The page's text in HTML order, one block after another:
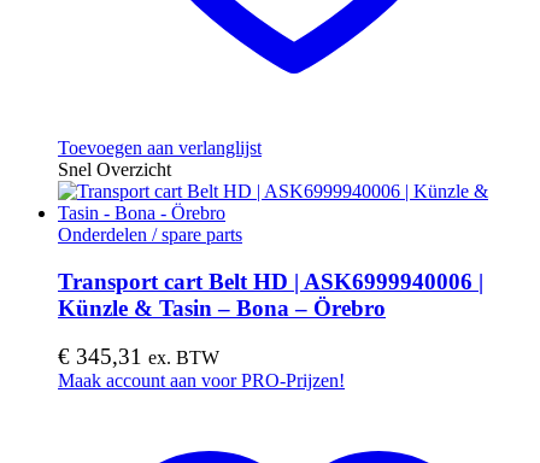
Toevoegen aan verlanglijst
Snel Overzicht
Onderdelen / spare parts
Transport cart Belt HD | ASK6999940006 |
Künzle & Tasin – Bona – Örebro
€ 345,31 ex. BTW
Maak account aan voor PRO-Prijzen!